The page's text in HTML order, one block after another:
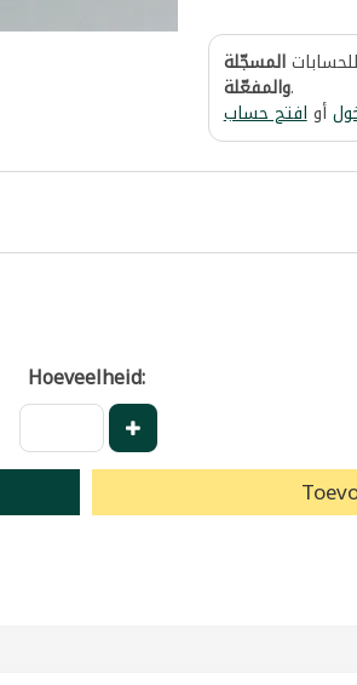
المسجّلة
والمفعّلة.
أوافتح حساب
Hoeveelheid: